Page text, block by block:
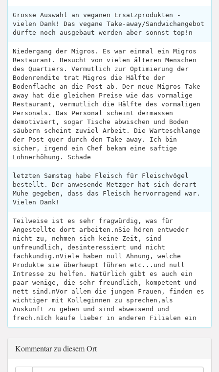
Grosse Auswahl an veganen Ersatzprodukten -
vielen Dank! Das vegane Take-away/Sandwichangebot
dürfte noch ausgebaut werden aber sonnst top!n
Niedergang der Migros. Es war einmal ein Migros
Restaurant. Besucht von vielen älteren Menschen
des Quartiers. Vermutlich zur Optimierung der
Bodenrendite trat Migros die Hälfte der
Bodenfläche an die Post ab. Der neue Migros Take
away hat die gleichen Preise wie das vormalige
Restaurant, vermutlich die Hälfte des vormaligen
Personals. Das Personal scheint dermassen
demotiviert, sogar Tische abwischen und Boden
säubern scheint zuviel Arbeit. Die Warteschlange
der Post quer durch den Take away. Ich bin
sicher, irgend ein Chef bekam eine saftige
Lohnerhöhung. Schade
letzten Samstag habe Fleisch für Fleischvögel
bestellt. Der anwesende Metzger hat sich derart
Mühe gegeben, dass das Fleisch hervorragend war.
Vielen Dank!
Teilweise ist es sehr fragwürdig, was für
Angestellte dort arbeiten.nSie hören entweder
nicht zu, nehmen sich keine Zeit, sind
unfreundlich, desinteressiert und nicht
fachkundig.nViele haben null Ahnung, welche
Produkte sie überhaupt führen etc...und null
Intresse zu helfen. Natürlich gibt es auch ein
paar wenige, die sehr freundlich, kompetent und
nett sind.nVor allem die jungen Frauen, finden es
wichtiger mit Kolleginnen zu sprechen,als
Auskunft zu geben und sind abweisend und
frech.nIch kaufe lieber in anderen Filialen ein
Kommentar zu diesem Ort